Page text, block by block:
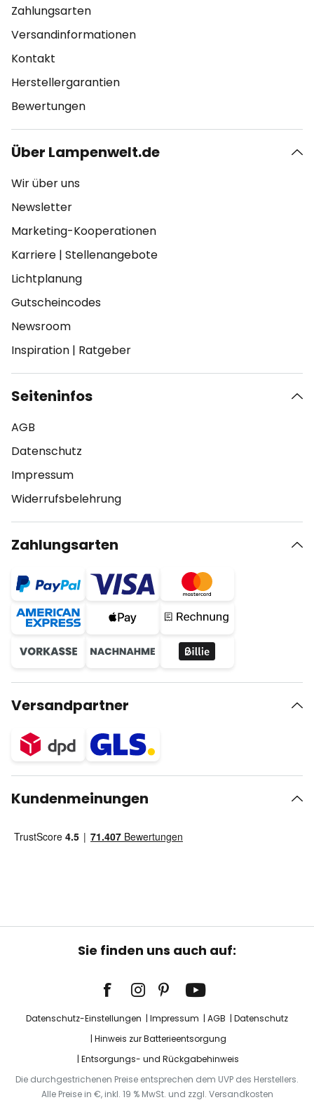
Zahlungsarten
Versandinformationen
Kontakt
Herstellergarantien
Bewertungen
Über Lampenwelt.de
Wir über uns
Newsletter
Marketing-Kooperationen
Karriere | Stellenangebote
Lichtplanung
Gutscheincodes
Newsroom
Inspiration | Ratgeber
Seiteninfos
AGB
Datenschutz
Impressum
Widerrufsbelehrung
Zahlungsarten
Versandpartner
Kundenmeinungen
Sie finden uns auch auf:
Datenschutz-Einstellungen Impressum AGB
Datenschutz
Hinweis zur Batterieentsorgung
Entsorgungs- und Rückgabehinweis
Die durchgestrichenen Preise entsprechen dem UVP des Herstellers.
Alle Preise in €, inkl. 19 % MwSt. und zzgl. Versandkosten